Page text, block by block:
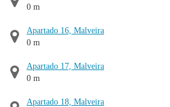
0 m
Apartado 16, Malveira
0 m
Apartado 17, Malveira
0 m
Apartado 18, Malveira